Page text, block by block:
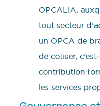
OPCALIA,
tout secteur
un OPCA de
de cotiser,
contribution
les services